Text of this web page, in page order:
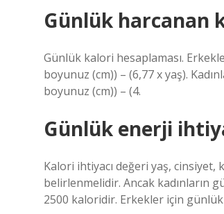
Günlük harcanan
Günlük kalori hesaplaması.
boyunuz (cm)) – (6,77 x yaş).
boyunuz (cm)) – (4.
Günlük enerji
Kalori ihtiyacı değeri yaş,
belirlenmelidir. Ancak kadınların
2500 kaloridir. Erkekler için günlük